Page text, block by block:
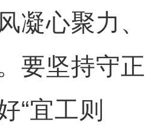
凝心聚力、
要坚持守正
“宜工则